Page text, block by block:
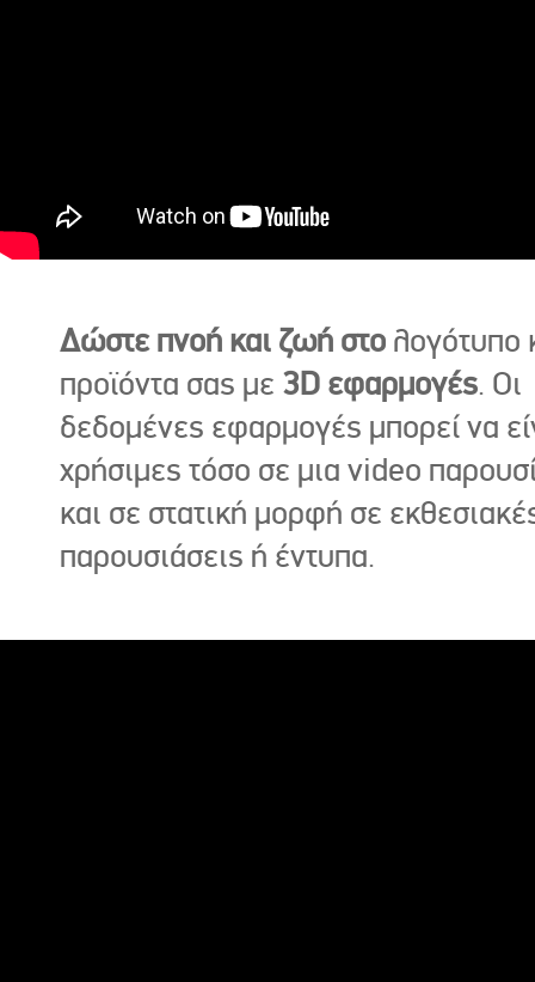
Δώστε πνοή και ζωή στο λογότυπο
προϊόντα σας με 3D εφαρμογές. Οι
δεδομένες εφαρμογές μπορεί να
χρήσιμες τόσο σε μια video
και σε στατική μορφή σε
παρουσιάσεις ή έντυπα.